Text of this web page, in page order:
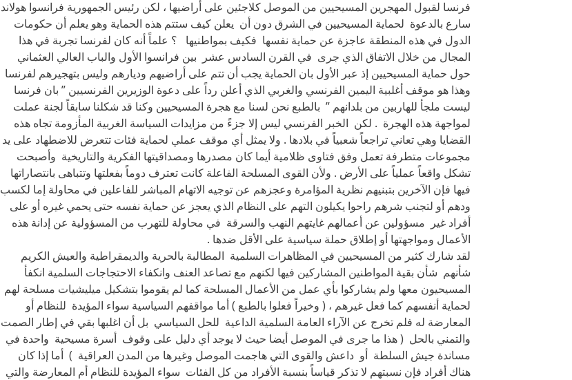
فرنسا لقبول المهجرين المسيحيين من الموصل كلاجئين على أراضيها ، لكن رئيس الجمهورية فرانسوا هولاند
سارع بالدعوة لحماية المسيحيين في الشرق دون أن يعلن كيف ستتم هذه الحماية وهو يعلم أن حكومات
الدول في هذه المنطقة عاجزة عن حماية نفسها فكيف بمواطنيها ؟ علماً أنه كان لفرنسا تجربة في هذا
المجال من خلال الاتفاق الذي جرى في القرن السادس عشر بين فرانسوا الأول والباب العالي العثماني
حول حماية المسيحيين إذ عبر الأول بان الحماية يجب أن تتم على أراضيهم وديارهم وليس بتهجيرهم لفرنسا
وهذا هو موقف أغلبية اليمين الفرنسي والغربي الذي أعلن رداً على دعوة الوزيرين الفرنسيين ” بان فرنسا
ليست ملجأ للهاربين من بلدانهم ” بالطبع نحن لسنا مع هجرة المسيحيين وكنا قد شكلنا سابقاً لجنة عملت
لمواجهة هذه الهجرة . لكن الخبر الفرنسي ليس إلا جزءً من مزايدات السياسة الغربية المأزومة تجاه هذه
القضايا وهي تعاني تراجعاً شعبياً في بلادها . ولا يمثل أي موقف عملي لحماية فئات تتعرض للاضطهاد على يد
مجموعات متطرفة تعمل وفق فتاوى ظلامية أيما كان مصدرها ومصداقيتها الفكرية والتاريخية وأصبحت
تشكل واقعاً عملياً على الأرض . ولأن القوى المسلحة الفاعلة كانت تعترف دوماً بفعلتها وتتباهى بانتصاراتها
فيها فإن الآخرين بتبنيهم نظرية المؤامرة وعجزهم عن توجيه الاتهام المباشر للفاعلين في محاولة إما لكسب
ودهم أو لتجنب شرهم راحوا يكيلون التهم على النظام الذي يعجز عن حماية نفسه حتى يحمي غيره أو على
أفراد غير مسؤولين عن أعمالهم غايتهم النهب والسرقة في محاولة للتهرب من المسؤولية عن إدانة هذه
الأعمال ومواجهتها أو إطلاق حملة سياسية على الأقل ضدها .
لقد شارك كثير من المسيحيين في المظاهرات السلمية المطالبة بالحرية والديمقراطية والعيش الكريم
شأنهم شأن بقية المواطنين المشاركين فيها لكنهم مع تصاعد العنف وانكفاء الاحتجاجات السلمية انكفأ
المسيحيون معها ولم يشاركوا بأي عمل من الأعمال المسلحة كما لم يقوموا بتشكيل ميليشيات مسلحة لهم
لحماية أنفسهم كما فعل غيرهم ، ( وخيراً فعلوا بالطبع ) أما مواقفهم السياسية سواء المؤيدة للنظام أو
المعارضة له فلم تخرج عن الآراء العامة السلمية الداعية للحل السياسي بل أن اغلبها بقي في إطار الصمت
والتمني بالحل ( هذا ما جرى في الموصل أيضا حيث لا يوجد أي دليل على وقوف أسرة مسيحية واحدة في
مساندة جيش السلطة أو داعش والقوى التي هاجمت الموصل وغيرها من المدن العراقية ) أما إذا كان
هناك أفراد فإن نسبتهم لا تذكر قياساً بنسبة الأفراد من كل الفئات سواء المؤيدة للنظام أم المعارضة والتي